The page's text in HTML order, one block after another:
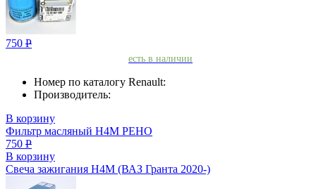
750 Р
есть в наличии
Номер по каталогу Renault:
Производитель:
В корзину
Фильтр масляный H4M РЕНО
750 Р
В корзину
Свеча зажигания H4M (ВАЗ Гранта 2020-)